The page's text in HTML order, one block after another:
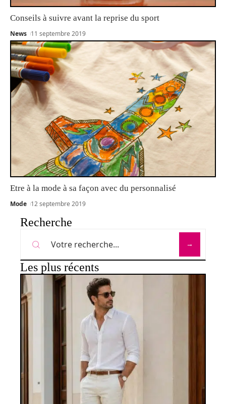
Conseils à suivre avant la reprise du sport
News 11 septembre 2019
Etre à la mode à sa façon avec du personnalisé
Mode 12 septembre 2019
Recherche
Les plus récents